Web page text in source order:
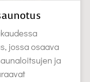
jossa osaava
ja